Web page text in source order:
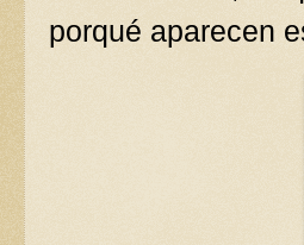
porqué aparecen